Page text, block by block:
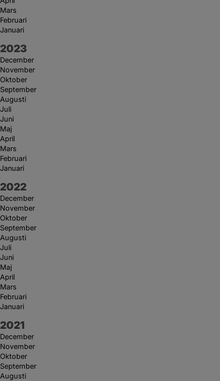
Mars
Februari
Januari
År:
2023
December
November
Oktober
September
Augusti
Juli
Juni
Maj
April
Mars
Februari
Januari
År:
2022
December
November
Oktober
September
Augusti
Juli
Juni
Maj
April
Mars
Februari
Januari
År:
2021
December
November
Oktober
September
Augusti